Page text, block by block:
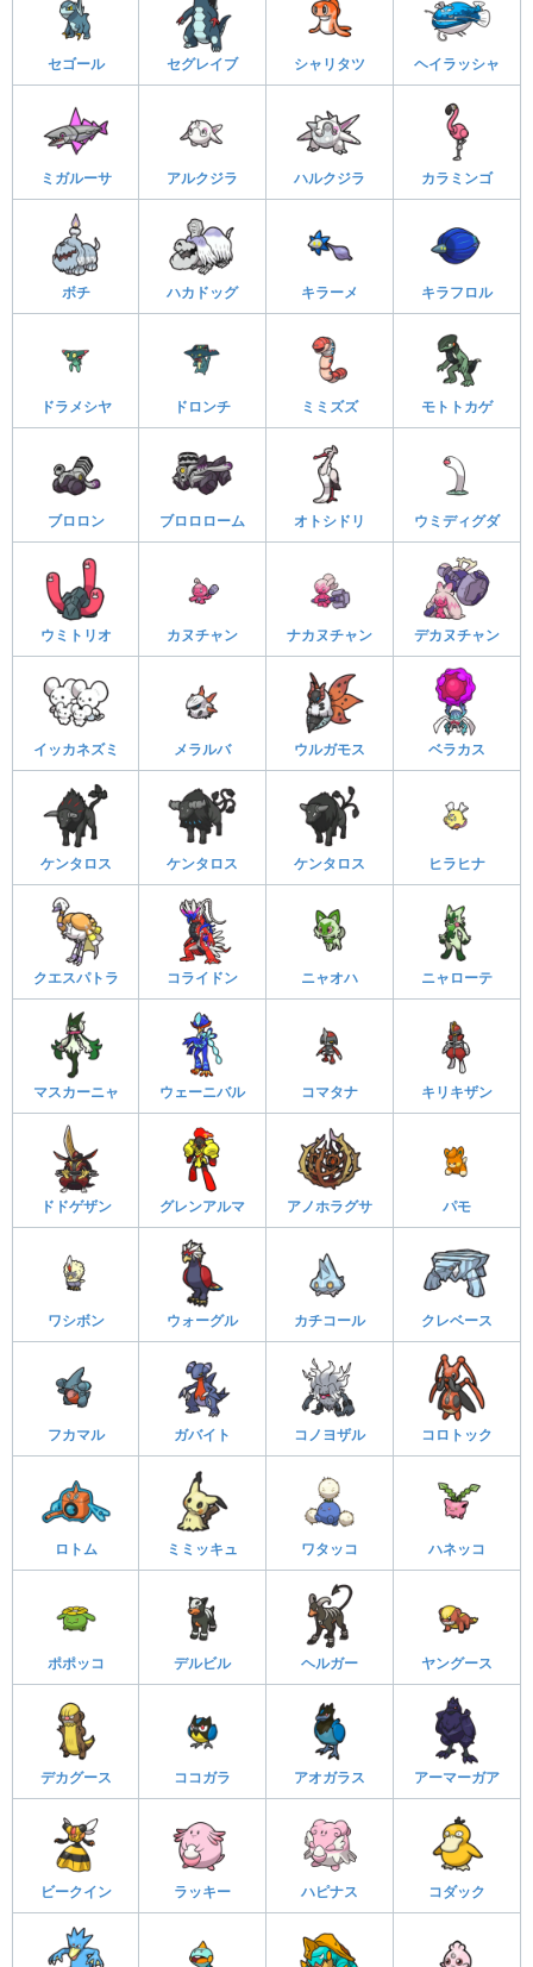
セゴール セグレイブ シャリタツ ヘイラッシャ
ミガルーサ アルクジラ ハルクジラ カラミンゴ
ボチ ハカドッグ キラーメ キラフロル
ドラメシヤ ドロンチ ミミズズ モトトカゲ
ブロロン ブロロローム オトシドリ ウミディグダ
ウミトリオ カヌチャン ナカヌチャン デカヌチャン
イッカネズミ メラルバ ウルガモス ベラカス
ケンタロス ケンタロス ケンタロス ヒラヒナ
クエスパトラ コライドン ニャオハ ニャローテ
マスカーニャ ウェーニバル コマタナ キリキザン
ドドゲザン グレンアルマ アノホラグサ パモ
ワシボン ウォーグル カチコール クレベース
フカマル ガバイト コノヨザル コロトック
ロトム ミミッキュ ワタッコ ハネッコ
ポポッコ デルビル ヘルガー ヤングース
デカグース ココガラ アオガラス アーマーガア
ビークイン ラッキー ハピナス コダック